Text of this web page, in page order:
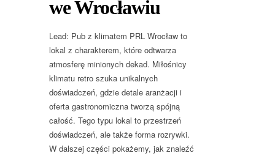
we Wrocławiu
Lead: Pub z klimatem PRL Wrocław to
lokal z charakterem, które odtwarza
atmosferę minionych dekad. Miłośnicy
klimatu retro szuka unikalnych
doświadczeń, gdzie detale aranżacji i
oferta gastronomiczna tworzą spójną
całość. Tego typu lokal to przestrzeń
doświadczeń, ale także forma rozrywki.
W dalszej części pokażemy, jak znaleźć